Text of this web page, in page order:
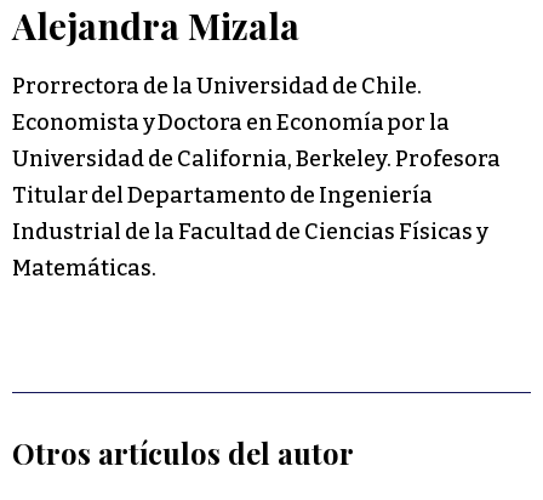
Alejandra Mizala
Prorrectora de la Universidad de Chile.
Economista y Doctora en Economía por la
Universidad de California, Berkeley. Profesora
Titular del Departamento de Ingeniería
Industrial de la Facultad de Ciencias Físicas y
Matemáticas.
Otros artículos del autor